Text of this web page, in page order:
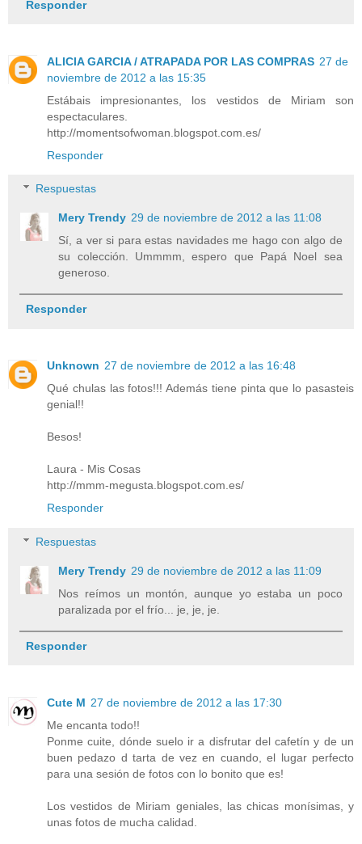
Responder
ALICIA GARCIA / ATRAPADA POR LAS COMPRAS 27 de
noviembre de 2012 a las 15:35
Estábais impresionantes, los vestidos de Miriam son
espectaculares.
http://momentsofwoman.blogspot.com.es/
Responder
Respuestas
Mery Trendy 29 de noviembre de 2012 a las 11:08
Sí, a ver si para estas navidades me hago con algo de
su colección. Ummmm, espero que Papá Noel sea
generoso.
Responder
Unknown 27 de noviembre de 2012 a las 16:48
Qué chulas las fotos!!! Además tiene pinta que lo pasasteis
genial!!
Besos!
Laura - Mis Cosas
http://mmm-megusta.blogspot.com.es/
Responder
Respuestas
Mery Trendy 29 de noviembre de 2012 a las 11:09
Nos reímos un montón, aunque yo estaba un poco
paralizada por el frío... je, je, je.
Responder
Cute M 27 de noviembre de 2012 a las 17:30
Me encanta todo!!
Ponme cuite, dónde suelo ir a disfrutar del cafetín y de un
buen pedazo d tarta de vez en cuando, el lugar perfecto
para una sesión de fotos con lo bonito que es!
Los vestidos de Miriam geniales, las chicas monísimas, y
unas fotos de mucha calidad.